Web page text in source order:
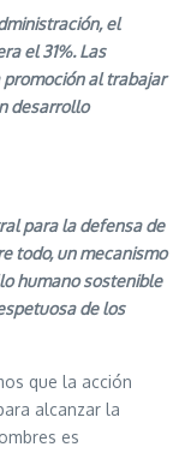
el
el 31%. Las
al trabajar
desarrollo
para la defensa de
todo, un mecanismo
humano sostenible
de los
que la acción
alcanzar la
es